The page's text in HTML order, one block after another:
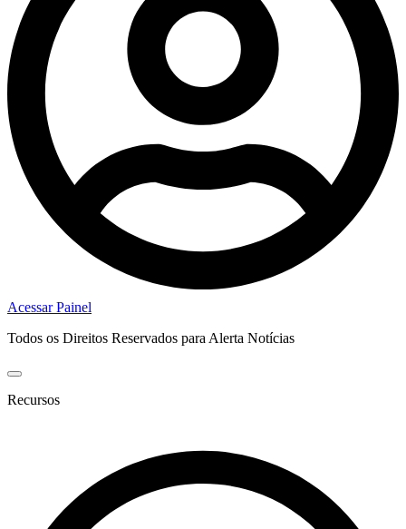
Acessar Painel
Todos os Direitos Reservados para Alerta Notícias
Recursos